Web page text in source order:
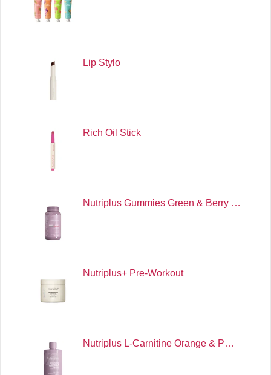
Lip Stylo
Rich Oil Stick
Nutriplus Gummies Green & Berry …
Nutriplus+ Pre-Workout
Nutriplus L-Carnitine Orange & P…